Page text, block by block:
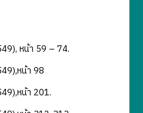
หน้า 59 – 74.
หน้า 98
หน้า 201.